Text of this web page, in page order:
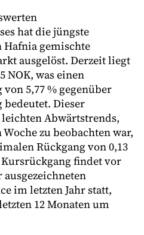
hat die jüngste
gemischte
ausgelöst. Derzeit liegt
NOK, was einen
5,77 % gegenüber
bedeutet. Dieser
Abwärtstrends,
zu beobachten war,
Rückgang von 0,13
findet vor
im letzten Jahr statt,
12 Monaten um